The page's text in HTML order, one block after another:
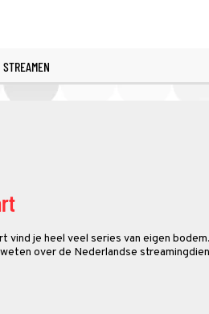
STREAMEN
vind je heel veel series van eigen
over de Nederlandse